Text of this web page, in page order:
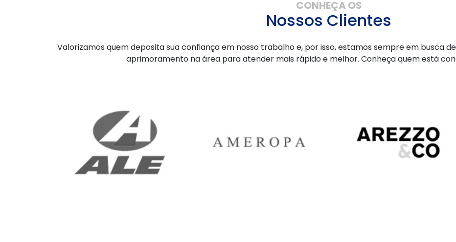
CONHEÇA OS
Nossos Clientes
Valorizamos quem deposita sua confiança em nosso trabalho e, por isso, estamos sempre em busca
aprimoramento na área para atender mais rápido e melhor. Conheça quem está